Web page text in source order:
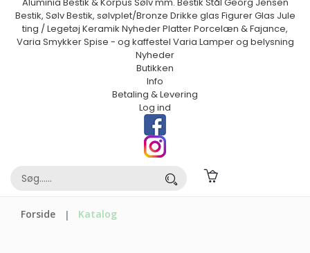
Aluminia Bestik & Korpus Sølv mm. Bestik Stål Georg Jensen
Bestik, SølvBestik, sølvplet/Bronze Drikke glas FigurerGlas Jule
ting / Legetøj Keramik NyhederPlatterPorcelæn & Fajance,
Varia SmykkerSpise - og kaffestel Varia Lamper og belysning
Nyheder
Butikken
Info
Betaling & Levering
Log ind
Forside Katalog